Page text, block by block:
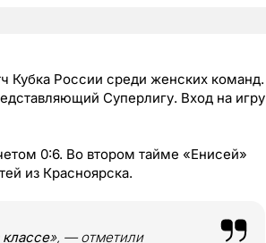
Кубка России среди женских команд.
Суперлигу. Вход на игру
0:6. Во втором тайме «Енисей»
из Красноярска.
», — отметили